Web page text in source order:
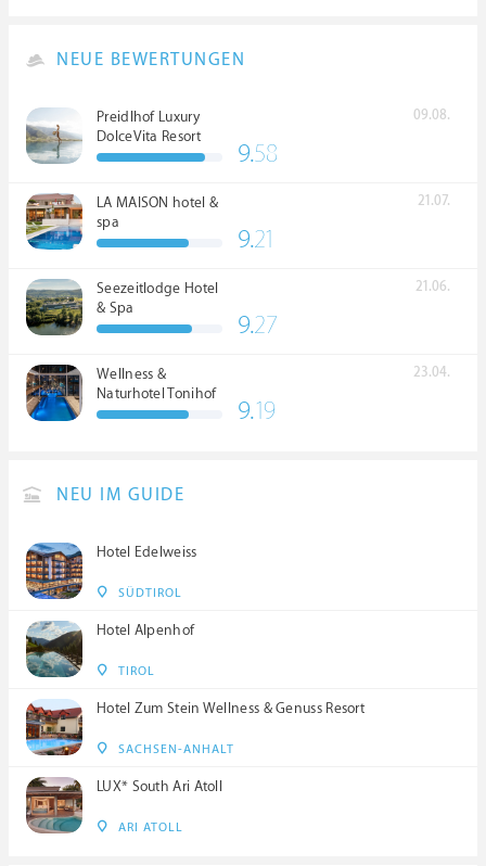
NEUE BEWERTUNGEN
Preidlhof Luxury
DolceVita Resort
*****
09.08.
9.58
LA MAISON hotel &
spa
21.07.
9.21
Seezeitlodge Hotel
& Spa
21.06.
9.27
Wellness &
Naturhotel Tonihof
****S
23.04.
9.19
NEU IM GUIDE
Hotel Edelweiss
SÜDTIROL
Hotel Alpenhof
TIROL
Hotel Zum Stein Wellness & Genuss Resort
SACHSEN-ANHALT
LUX* South Ari Atoll
ARI ATOLL